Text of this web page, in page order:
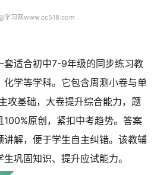
学习网www.cc518.com
套适合初中7-9年级的同步练习教
学等学科。它包含周测小卷与单
攻基础，大卷提升综合能力，题
100%原创，紧扣中考趋势。答案
解，便于学生自主纠错。该教辅
巩固知识、提升应试能力。